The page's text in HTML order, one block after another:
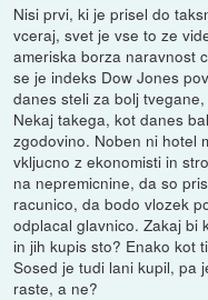
Nisi prvi, ki je prisel do
vceraj, svet je vse to ze
ameriska borza naravnost
se je indeks Dow Jones
danes steli za bolj
Nekaj takega, kot danes
zgodovino. Noben ni hotel
vkljucno z ekonomisti in
na nepremicnine, da so
racunico, da bodo vlozek
odplacal glavnico. Zakaj bi
in jih kupis sto? Enako kot
Sosed je tudi lani kupil, pa
raste, a ne?